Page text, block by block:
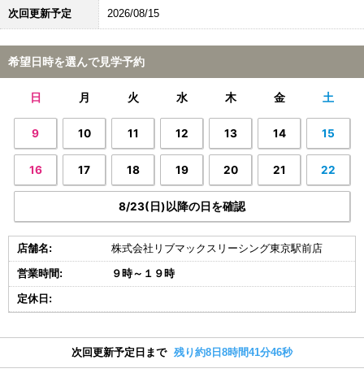
次回更新予定 2026/08/15
希望日時を選んで見学予約
日 月 火 水 木 金 土
9 10 11 12 13 14 15
16 17 18 19 20 21 22
8/23(日)以降の日を確認
店舗名: 株式会社リブマックスリーシング東京駅前店
営業時間: ９時～１９時
定休日:
次回更新予定日まで 残り約8日8時間41分45秒